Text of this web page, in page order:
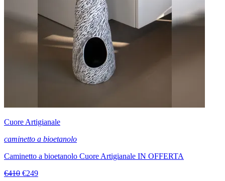
Cuore Artigianale
caminetto a bioetanolo
Caminetto a bioetanolo Cuore Artigianale IN OFFERTA
€410 €249